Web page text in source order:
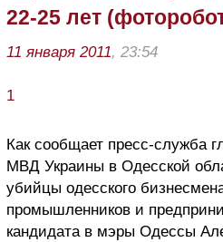
22-25 лет
11 января 2011, 23:54
1
Как сообщает пресс-служба
МВД Украины в Одесской
убийцы одесского
промышленников и
кандидата в мэры Одессы